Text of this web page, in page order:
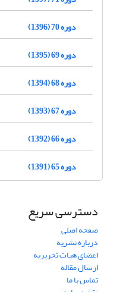
دوره 70 (1396)
دوره 69 (1395)
دوره 68 (1394)
دوره 67 (1393)
دوره 66 (1392)
دوره 65 (1391)
دسترسی سریع
صفحه اصلی
درباره نشریه
اعضای هیات تحریریه
ارسال مقاله
تماس با ما